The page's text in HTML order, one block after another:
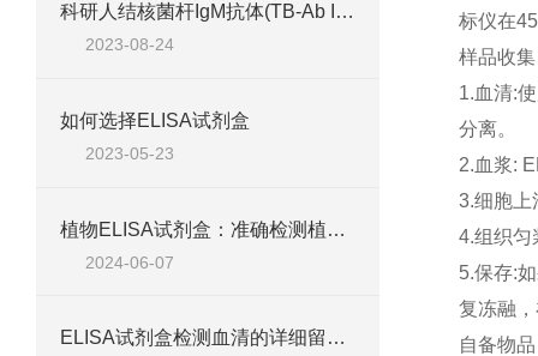
科研人结核菌杆IgM抗体(TB-Ab IgM) ELISA试剂盒@免费代测
2023-08-24
如何选择ELISA试剂盒
2023-05-23
植物ELISA试剂盒：准确检测植物激素与抗体
2024-06-07
ELISA试剂盒检测血清的详细留意事项
标仪在
样品收
1.血清:
分离。
2.血浆:
3.细胞上
4.组织匀
5.保存:
复冻融
自备物品